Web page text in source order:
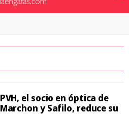
PVH, el socio en óptica de
Marchon y Safilo, reduce su